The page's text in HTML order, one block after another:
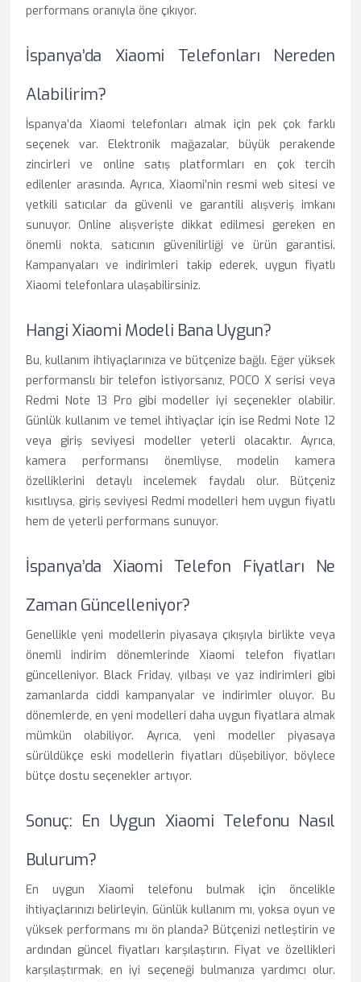
performans oranıyla öne çıkıyor.
İspanya’da Xiaomi Telefonları Nereden
Alabilirim?
İspanya’da Xiaomi telefonları almak için pek çok farklı
seçenek var. Elektronik mağazalar, büyük perakende
zincirleri ve online satış platformları en çok tercih
edilenler arasında. Ayrıca, Xiaomi’nin resmi web sitesi ve
yetkili satıcılar da güvenli ve garantili alışveriş imkanı
sunuyor. Online alışverişte dikkat edilmesi gereken en
önemli nokta, satıcının güvenilirliği ve ürün garantisi.
Kampanyaları ve indirimleri takip ederek, uygun fiyatlı
Xiaomi telefonlara ulaşabilirsiniz.
Hangi Xiaomi Modeli Bana Uygun?
Bu, kullanım ihtiyaçlarınıza ve bütçenize bağlı. Eğer yüksek
performanslı bir telefon istiyorsanız, POCO X serisi veya
Redmi Note 13 Pro gibi modeller iyi seçenekler olabilir.
Günlük kullanım ve temel ihtiyaçlar için ise Redmi Note 12
veya giriş seviyesi modeller yeterli olacaktır. Ayrıca,
kamera performansı önemliyse, modelin kamera
özelliklerini detaylı incelemek faydalı olur. Bütçeniz
kısıtlıysa, giriş seviyesi Redmi modelleri hem uygun fiyatlı
hem de yeterli performans sunuyor.
İspanya’da Xiaomi Telefon Fiyatları Ne
Zaman Güncelleniyor?
Genellikle yeni modellerin piyasaya çıkışıyla birlikte veya
önemli indirim dönemlerinde Xiaomi telefon fiyatları
güncelleniyor. Black Friday, yılbaşı ve yaz indirimleri gibi
zamanlarda ciddi kampanyalar ve indirimler oluyor. Bu
dönemlerde, en yeni modelleri daha uygun fiyatlara almak
mümkün olabiliyor. Ayrıca, yeni modeller piyasaya
sürüldükçe eski modellerin fiyatları düşebiliyor, böylece
bütçe dostu seçenekler artıyor.
Sonuç: En Uygun Xiaomi Telefonu Nasıl
Bulurum?
En uygun Xiaomi telefonu bulmak için öncelikle
ihtiyaçlarınızı belirleyin. Günlük kullanım mı, yoksa oyun ve
yüksek performans mı ön planda? Bütçenizi netleştirin ve
ardından güncel fiyatları karşılaştırın. Fiyat ve özellikleri
karşılaştırmak, en iyi seçeneği bulmanıza yardımcı olur.